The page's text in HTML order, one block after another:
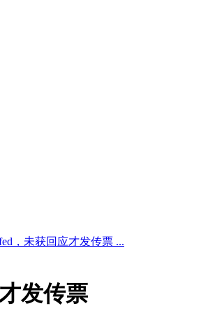
，未获回应才发传票 ...
发传票